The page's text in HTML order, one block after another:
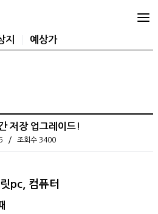
지 예상가
저장 업그레이드!
/ 조회수 3400
pc, 컴퓨터